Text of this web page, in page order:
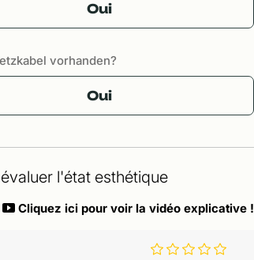
Oui
vorhanden?
Oui
l'état esthétique
Cliquez ici pour voir la vidéo explicative !